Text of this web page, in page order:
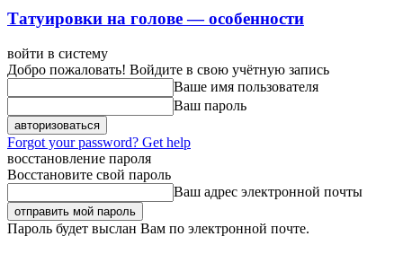
Татуировки на голове — особенности
войти в систему
Добро пожаловать! Войдите в свою учётную запись
Ваше имя пользователя
Ваш пароль
Forgot your password? Get help
восстановление пароля
Восстановите свой пароль
Ваш адрес электронной почты
Пароль будет выслан Вам по электронной почте.